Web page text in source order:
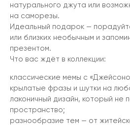
натурального джута или
на саморезы.
Идеальный подарок —
или близких необычным и
презентом.
Что вас ждёт в коллекции:
классические мемы с
крылатые фразы и шутки на
лаконичный дизайн, который не
пространство;
разнообразие тем — от